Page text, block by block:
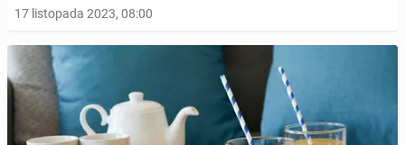
17 listopada 2023, 08:00